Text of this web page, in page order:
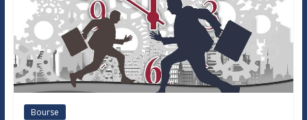
Bourse